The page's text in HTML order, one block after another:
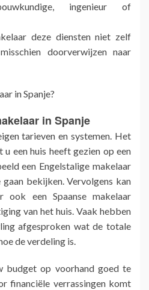
ingenieur of
deze diensten niet zelf
doorverwijzen naar
in Spanje?
in Spanje
tarieven en systemen. Het
een huis heeft gezien op een
een Engelstalige makelaar
bekijken. Vervolgens kan
een Spaanse makelaar
van het huis. Vaak hebben
afgesproken wat de totale
de verdeling is.
budget op voorhand goed te
financiële verrassingen komt